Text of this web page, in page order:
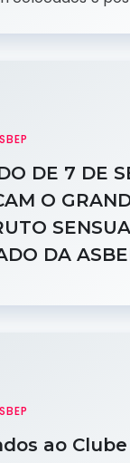
DE 7 DE
O
DA
ao Clube